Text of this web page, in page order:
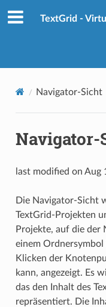
TextGrid -
Navigator-Sicht
Navigator-
last modified on Aug
Die Navigator-Sicht
TextGrid-Projekten
Projekte, auf die
einem
Klicken der
kann, angezeigt. Es
das den Inhalt des
repräsentiert. Die